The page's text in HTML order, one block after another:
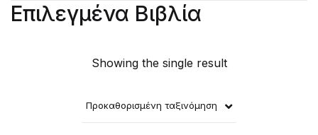
Επιλεγμένα Βιβλία
Showing the single result
Προκαθορισμένη ταξινόμηση